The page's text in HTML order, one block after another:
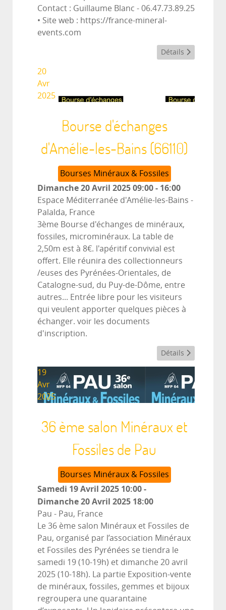
Contact : Guillaume Blanc - 06.47.73.89.25
• Site web : https://france-mineral-
events.com
Détails
20
Avr
2025
Bourse d'échanges
d'Amélie-les-Bains (66110)
Bourses Minéraux & Fossiles
Dimanche 20 Avril 202509:00- 16:00
Espace Méditerranée d'Amélie-les-Bains -
Palalda, France
3ème Bourse d'échanges de minéraux,
fossiles, microminéraux. La table de
2,50m est à 8€. l'apéritif convivial est
offert. Elle réunira des collectionneurs
/euses des Pyrénées-Orientales, de
Catalogne-sud, du Puy-de-Dôme, entre
autres... Entrée libre pour les visiteurs
qui veulent apporter quelques pièces à
échanger. voir les documents
d'inscription.
Détails
19
Avr
2025
36 ème salon Minéraux et
Fossiles de Pau
Bourses Minéraux & Fossiles
Samedi 19 Avril 2025 10:00-
Dimanche 20 Avril 2025 18:00
Pau - Pau, France
Le 36 ème salon Minéraux et Fossiles de
Pau, organisé par l’association Minéraux
et Fossiles des Pyrénées se tiendra le
samedi 19 (10-19h) et dimanche 20 avril
2025 (10-18h). La partie Exposition-vente
de minéraux, fossiles, gemmes et bijoux
regroupera une quarantaine